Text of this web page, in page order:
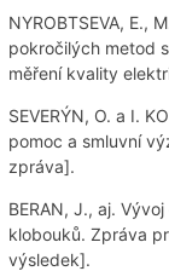
NYROBTSEVA, E.,
pokročilých metod
měření kvality
SEVERÝN, O. a I.
pomoc a smluvní
zpráva].
BERAN, J., aj.
klobouků. Zpráva
výsledek].